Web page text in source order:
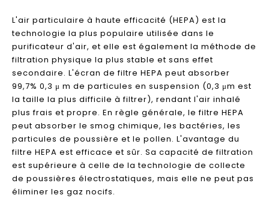
L'air particulaire à haute efficacité (HEPA) est la
technologie la plus populaire utilisée dans le
purificateur d'air, et elle est également la méthode de
filtration physique la plus stable et sans effet
secondaire. L'écran de filtre HEPA peut absorber
99,7% 0,3 μ m de particules en suspension (0,3 μm est
la taille la plus difficile à filtrer), rendant l'air inhalé
plus frais et propre. En règle générale, le filtre HEPA
peut absorber le smog chimique, les bactéries, les
particules de poussière et le pollen. L'avantage du
filtre HEPA est efficace et sûr. Sa capacité de filtration
est supérieure à celle de la technologie de collecte
de poussières électrostatiques, mais elle ne peut pas
éliminer les gaz nocifs.